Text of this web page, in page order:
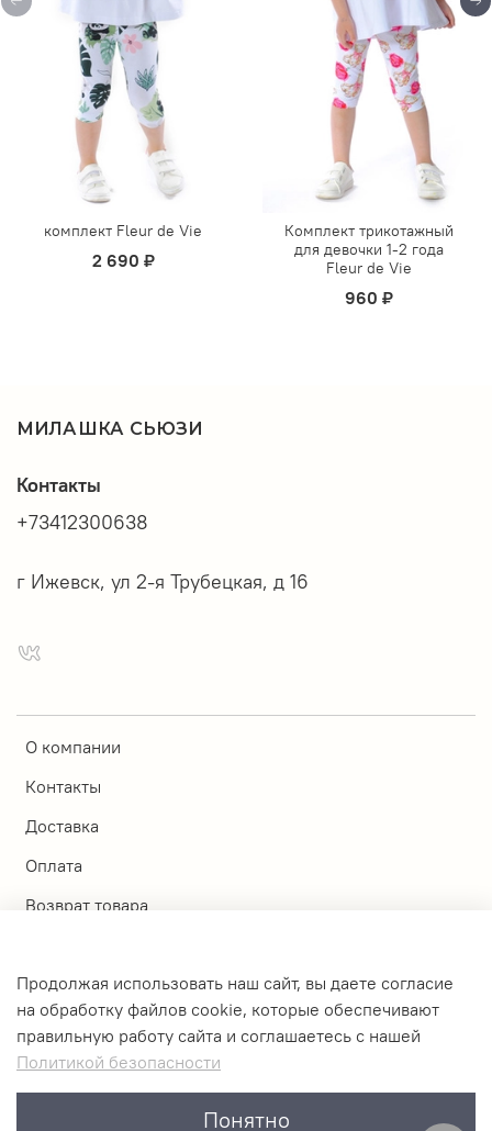
комплект Fleur de Vie
2 690 ₽
Комплект трикотажный
для девочки 1-2 года
Fleur de Vie
960 ₽
МИЛАШКА СЬЮЗИ
О компании
Контакты
Доставка
Оплата
Возврат товара
Личный кабинет
Оферта и политика конфиденциальности
Контакты
+73412300638
г Ижевск, ул 2-я Трубецкая, д 16
Продолжая использовать наш сайт, вы даете согласие
на обработку файлов cookie, которые обеспечивают
правильную работу сайта и соглашаетесь с нашей
Политикой безопасности
Понятно